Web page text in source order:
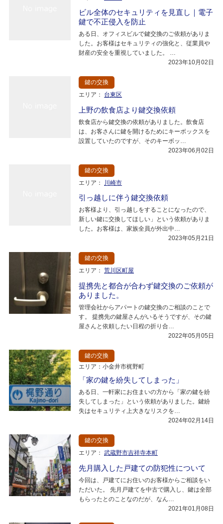
ビル全体のセキュリティを見直し｜電子
鍵で不正侵入を防止
ある日、オフィスビルで鍵交換のご依頼がありま
した。お客様はセキュリティの強化と、従業員や
財産の安全を重視していました。 …
2023年10月02日
鍵の交換
エリア：
台東区
上野の飲食店より鍵交換依頼
飲食店から鍵交換の依頼がありました。飲食店
は、お客さんに鍵を開けるためにキーボックスを
設置していたのですが、そのキーボッ…
2023年06月02日
鍵の交換
エリア：
川崎市
引っ越しに伴う鍵交換依頼
お客様より、引っ越しをすることになったので、
新しい鍵に交換してほしい」という依頼がありま
した。お客様は、家族全員が外出中…
2023年05月21日
鍵の交換
エリア： 荒川区町屋
提携先と都合が合わず鍵交換のご依頼が
ありました。
管理会社からアパートの鍵交換のご相談のことで
す。 提携先の鍵屋さんがいるそうですが、その鍵
屋さんと依頼したい日程の折り合…
2022年05月05日
鍵の交換
エリア：小金井市梶野町
「家の鍵を紛失してしまった」
ある日、一軒家にお住まいの方から「家の鍵を紛
失してしまった」という依頼がありました。鍵紛
失はセキュリティ上大きなリスクを…
2024年02月14日
鍵の交換
エリア： 武蔵野市吉祥寺本町
先月購入した戸建ての防犯性について
今回は、戸建てにお住いのお客様からご相談をい
ただいた。 先月戸建てを中古で購入し、鍵は全部
もらったとのことなのだが、なん…
2021年01月08日